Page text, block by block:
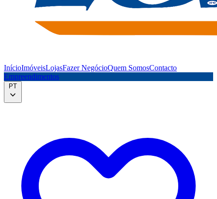
InícioImóveisLojasFazer NegócioQuem SomosContacto
Empreendimentos